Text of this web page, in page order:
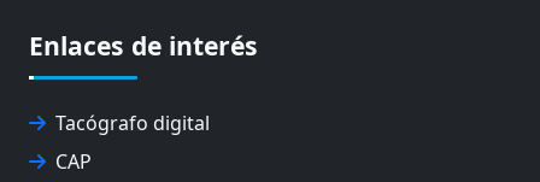
FEVATRANS (FEDERACIÓN VASCA DE TRANSPORTES)
FITRANS
GIZLOGA
JUNTA ARBITRAL DEL TRANSPORTE DE GIPUZKOA
MONDRAGÓN UNIBERTSITATEA
Enlaces de interés
Tacógrafo digital
CAP